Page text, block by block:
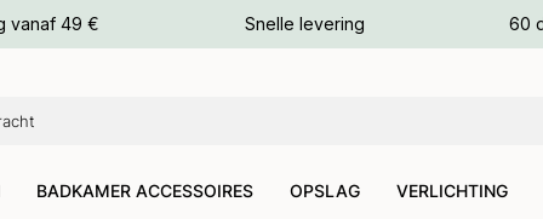
vanaf 49 € Snelle levering 60
BADKAMER ACCESSOIRES OPSLAG VERLICHTING